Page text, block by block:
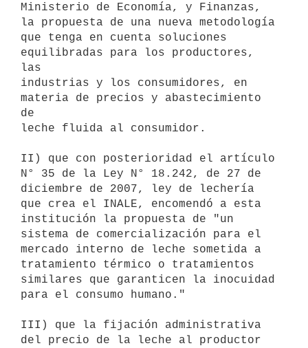
Ministerio de Economía, y Finanzas,
la propuesta de una nueva metodología
que tenga en cuenta soluciones
equilibradas para los productores,
las
industrias y los consumidores, en
materia de precios y abastecimiento
de
leche fluida al consumidor.
II) que con posterioridad el artículo
N° 35 de la Ley N° 18.242, de 27 de
diciembre de 2007, ley de lechería
que crea el INALE, encomendó a esta
institución la propuesta de "un
sistema de comercialización para el
mercado interno de leche sometida a
tratamiento térmico o tratamientos
similares que garanticen la inocuidad
para el consumo humano."
III) que la fijación administrativa
del precio de la leche al productor